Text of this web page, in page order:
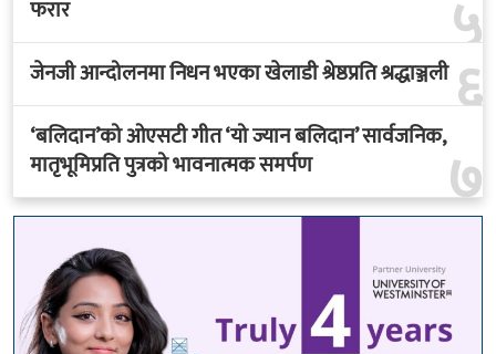
५
फरार
६
जेनजी आन्दोलनमा निधन भएका खेलाडी श्रेष्ठप्रति श्रद्धाञ्जली
७
‘बलिदान’को ओएसटी गीत ‘यो ज्यान बलिदान’ सार्वजनिक,
मातृभूमिप्रति पुत्रको भावनात्मक समर्पण